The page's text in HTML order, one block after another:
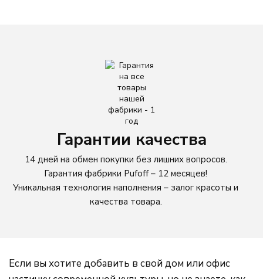
Коричневый
Красный
Розовый
Гарантии качества
14 дней на обмен покупки без лишних вопросов.
Гарантия фабрики Pufoff – 12 месяцев!
Уникальная технология наполнения – залог красоты и
качества товара.
Если вы хотите добавить в свой дом или офис